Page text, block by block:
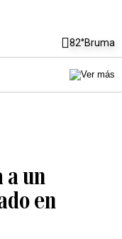
82°Bruma
a un
en